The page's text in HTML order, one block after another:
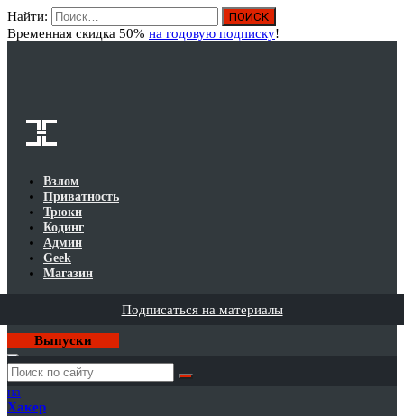
Найти:
Временная скидка 50% на годовую подписку!
Взлом
Приватность
Трюки
Кодинг
Админ
Geek
Магазин
Подписаться на материалы
Выпуски
Годовая
подписка
на
Хакер